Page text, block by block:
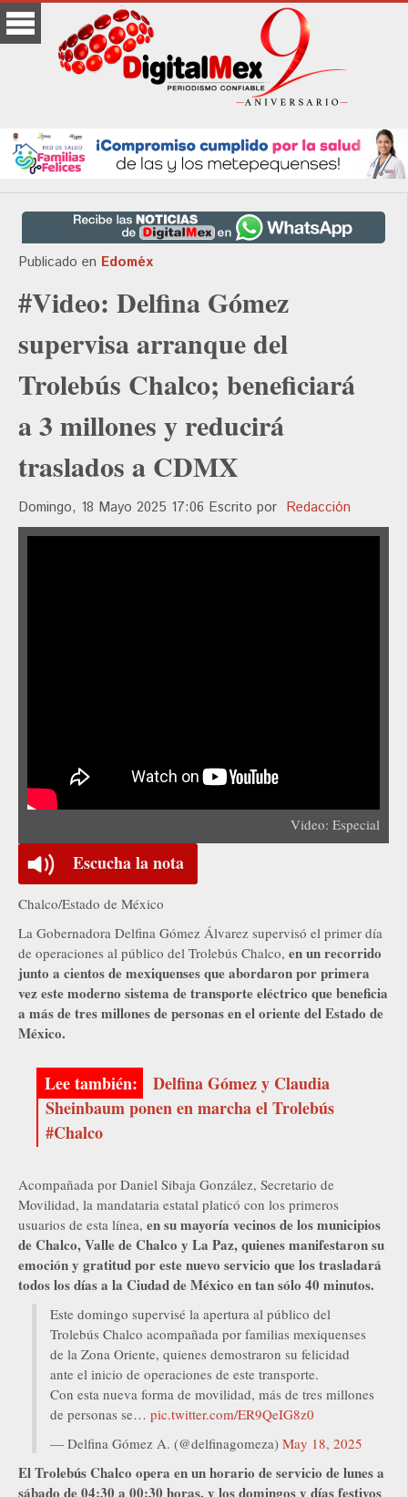
Publicado en Edoméx
#Video: Delfina Gómez
supervisa arranque del
Trolebús Chalco; beneficiará
a 3 millones y reducirá
traslados a CDMX
Domingo, 18 Mayo 2025 17:06 Escrito por Redacción
Video: Especial
Escucha la nota
Chalco/Estado de México
La Gobernadora Delfina Gómez Álvarez supervisó el primer día
de operaciones al público del Trolebús Chalco, en un recorrido
junto a cientos de mexiquenses que abordaron por primera
vez este moderno sistema de transporte eléctrico que beneficia
a más de tres millones de personas en el oriente del Estado de
México.
Delfina Gómez y Claudia
Sheinbaum ponen en marcha el Trolebús
#Chalco
Acompañada por Daniel Sibaja González, Secretario de
Movilidad, la mandataria estatal platicó con los primeros
usuarios de esta línea, en su mayoría vecinos de los municipios
de Chalco, Valle de Chalco y La Paz, quienes manifestaron su
emoción y gratitud por este nuevo servicio que los trasladará
todos los días a la Ciudad de México en tan sólo 40 minutos.
Este domingo supervisé la apertura al público del
Trolebús Chalco acompañada por familias mexiquenses
de la Zona Oriente, quienes demostraron su felicidad
ante el inicio de operaciones de este transporte.
Con esta nueva forma de movilidad, más de tres millones
de personas se… pic.twitter.com/ER9QeIG8z0
— Delfina Gómez A. (@delfinagomeza) May 18, 2025
El Trolebús Chalco opera en un horario de servicio de lunes a
sábado de 04:30 a 00:30 horas, y los domingos y días festivos